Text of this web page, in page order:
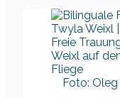
Foto: